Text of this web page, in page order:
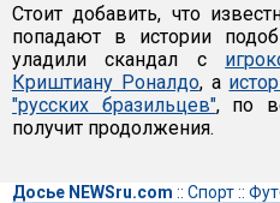
Стоит добавить, что
попадают в истории
уладили скандал с
Криштиану Роналдо, а
"русских бразильцев", по
получит продолжения.
Досье NEWSru.com :: Спорт::